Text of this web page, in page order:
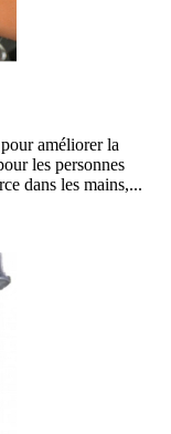
améliorer la
les personnes
dans les mains,...